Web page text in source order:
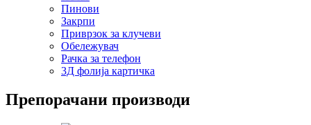
Пинови
Закрпи
Приврзок за клучеви
Обележувач
Рачка за телефон
3Д фолија картичка
Препорачани производи